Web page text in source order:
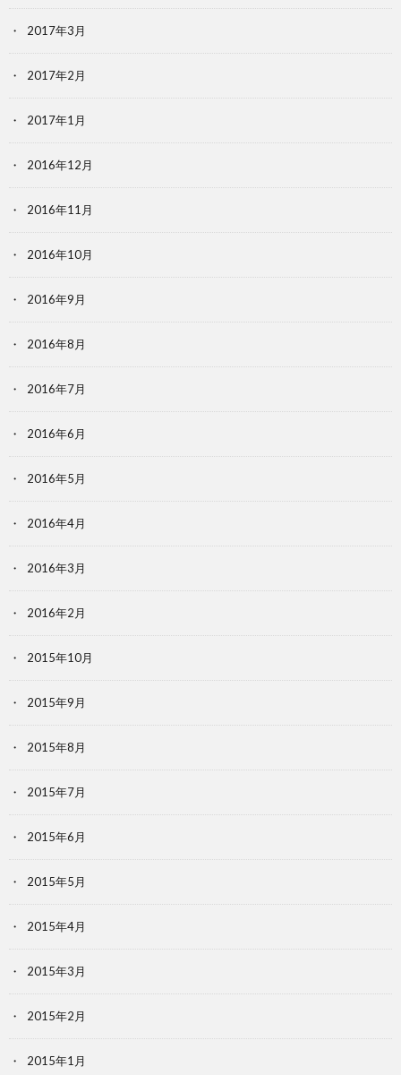
2017年3月
2017年2月
2017年1月
2016年12月
2016年11月
2016年10月
2016年9月
2016年8月
2016年7月
2016年6月
2016年5月
2016年4月
2016年3月
2016年2月
2015年10月
2015年9月
2015年8月
2015年7月
2015年6月
2015年5月
2015年4月
2015年3月
2015年2月
2015年1月